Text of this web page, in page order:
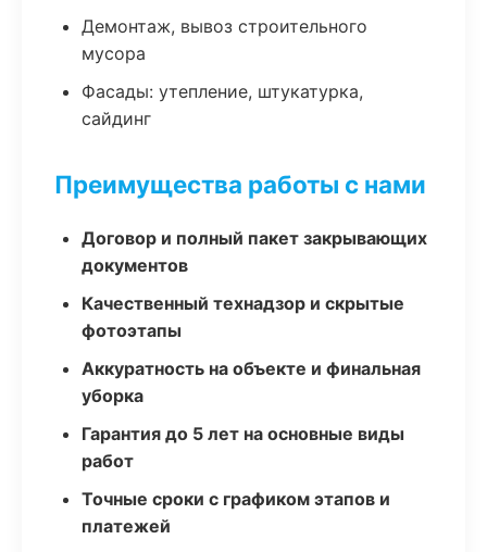
Демонтаж, вывоз строительного
мусора
Фасады: утепление, штукатурка,
сайдинг
Преимущества работы с нами
Договор и полный пакет закрывающих
документов
Качественный технадзор и скрытые
фотоэтапы
Аккуратность на объекте и финальная
уборка
Гарантия до 5 лет на основные виды
работ
Точные сроки с графиком этапов и
платежей